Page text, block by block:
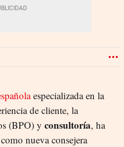
especializada en la
de cliente, la
(BPO) y consultoría, ha
como nueva consejera